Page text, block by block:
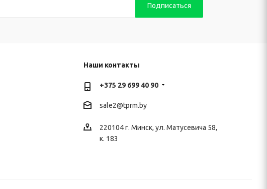
Наши контакты
+375 29 699 40 90
sale2@tprm.by
220104 г. Минск, ул. Матусевича 58,
к. 183